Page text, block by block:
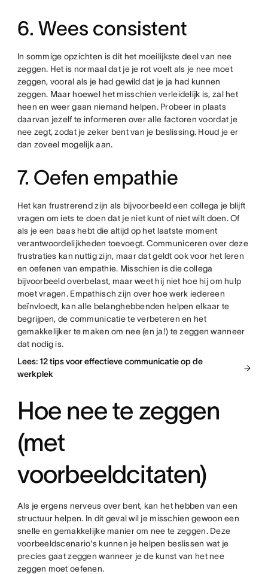
6. Wees consistent
In sommige opzichten is dit het moeilijkste deel van nee
zeggen. Het is normaal dat je je rot voelt als je nee moet
zeggen, vooral als je had gewild dat je ja had kunnen
zeggen. Maar hoewel het misschien verleidelijk is, zal het
heen en weer gaan niemand helpen. Probeer in plaats
daarvan jezelf te informeren over alle factoren voordat je
nee zegt, zodat je zeker bent van je beslissing. Houd je er
dan zoveel mogelijk aan.
7. Oefen empathie
Het kan frustrerend zijn als bijvoorbeeld een collega je blijft
vragen om iets te doen dat je niet kunt of niet wilt doen. Of
als je een baas hebt die altijd op het laatste moment
verantwoordelijkheden toevoegt. Communiceren over deze
frustraties kan nuttig zijn, maar dat geldt ook voor het leren
en oefenen van empathie. Misschien is die collega
bijvoorbeeld overbelast, maar weet hij niet hoe hij om hulp
moet vragen. Empathisch zijn over hoe werk iedereen
beïnvloedt, kan alle belanghebbenden helpen elkaar te
begrijpen, de communicatie te verbeteren en het
gemakkelijker te maken om nee (en ja!) te zeggen wanneer
dat nodig is.
Lees: 12 tips voor effectieve communicatie op de
werkplek
Hoe nee te zeggen
(met
voorbeeldcitaten)
Als je ergens nerveus over bent, kan het hebben van een
structuur helpen. In dit geval wil je misschien gewoon een
snelle en gemakkelijke manier om nee te zeggen. Deze
voorbeeldscenario's kunnen je helpen beslissen wat je
precies gaat zeggen wanneer je de kunst van het nee
zeggen moet oefenen.